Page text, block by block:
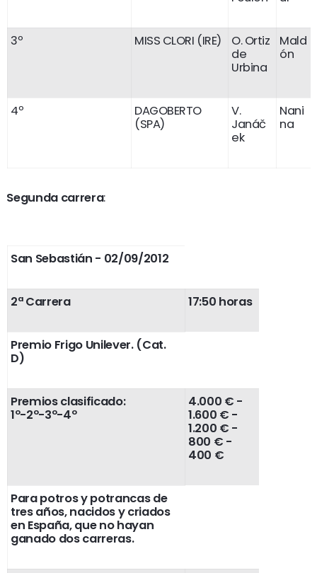
3º MISS CLORI (IRE)
O. Ortiz
de
Urbina
Mald
ón
4º
DAGOBERTO
(SPA)
V.
Janáč
ek
Nani
na
Segunda carrera:
San Sebastián - 02/09/2012
2ª Carrera 17:50 horas
Premio Frigo Unilever. (Cat.
D)
Premios clasificado:
1º-2º-3º-4º
4.000 € -
1.600 € -
1.200 € -
800 € -
400 €
Para potros y potrancas de
tres años, nacidos y criados
en España, que no hayan
ganado dos carreras.